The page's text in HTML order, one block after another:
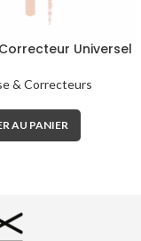
Universel
& Correcteurs
AU PANIER